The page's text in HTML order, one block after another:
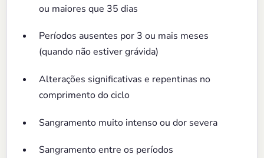
ou maiores que 35 dias
Períodos ausentes por 3 ou mais meses
(quando não estiver grávida)
Alterações significativas e repentinas no
comprimento do ciclo
Sangramento muito intenso ou dor severa
Sangramento entre os períodos